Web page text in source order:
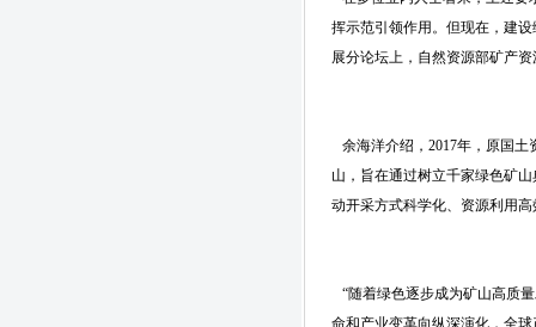
挥示范引领作用。但现在，建
展分论坛上，自然资源部矿产
余海洋介绍，2017年，原国
山，旨在通过树立千家绿色矿
动开采方式科学化、资源利用
“随着绿色逐步成为矿山高质
命和产业变革向纵深演化，全